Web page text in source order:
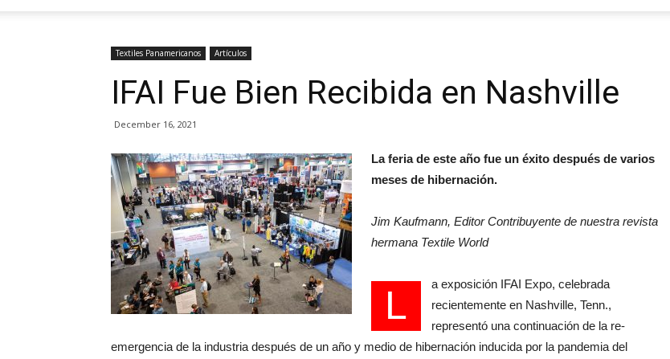
Textiles Panamericanos Artículos
IFAI Fue Bien Recibida en Nashville
December 16, 2021
La feria de este año fue un éxito después de varios
meses de hibernación.
Jim Kaufmann, Editor Contribuyente de nuestra revista
hermana Textile World
L
a exposición IFAI Expo, celebrada
recientemente en Nashville, Tenn.,
representó una continuación de la re-
emergencia de la industria después de un año y medio de hibernación inducida por la pandemia del